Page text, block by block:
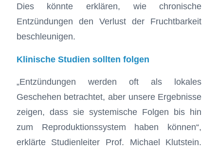
Dies könnte erklären, wie chronische
Entzündungen den Verlust der Fruchtbarkeit
beschleunigen.
Klinische Studien sollten folgen
„Entzündungen werden oft als lokales
Geschehen betrachtet, aber unsere Ergebnisse
zeigen, dass sie systemische Folgen bis hin
zum Reproduktionssystem haben können“,
erklärte Studienleiter Prof. Michael Klutstein.